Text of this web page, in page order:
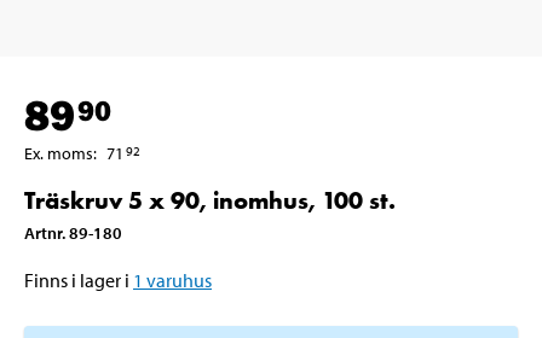
8990
Ex. moms: 71 92
Träskruv 5 x 90, inomhus, 100 st.
Artnr.89-180
Finns i lager i 1 varuhus